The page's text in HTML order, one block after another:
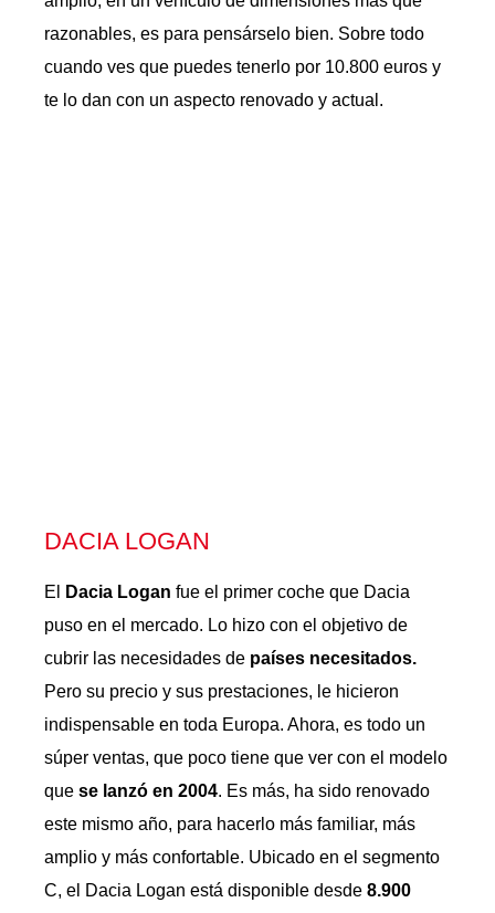
razonables, es para pensárselo bien. Sobre todo
cuando ves que puedes tenerlo por 10.800 euros y
te lo dan con un aspecto renovado y actual.
DACIA LOGAN
El Dacia Logan fue el primer coche que Dacia
puso en el mercado. Lo hizo con el objetivo de
cubrir las necesidades de países necesitados.
Pero su precio y sus prestaciones, le hicieron
indispensable en toda Europa. Ahora, es todo un
súper ventas, que poco tiene que ver con el modelo
que se lanzó en 2004. Es más, ha sido renovado
este mismo año, para hacerlo más familiar, más
amplio y más confortable. Ubicado en el segmento
C, el Dacia Logan está disponible desde 8.900